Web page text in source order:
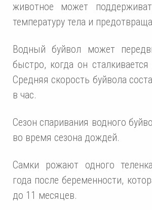
животное может
температуру тела и
Водный буйвол может
быстро, когда он
Средняя скорость буйвола
в час.
Сезон спаривания водного
во время сезона дождей.
Самки рожают одного
года после беременности,
до 11 месяцев.